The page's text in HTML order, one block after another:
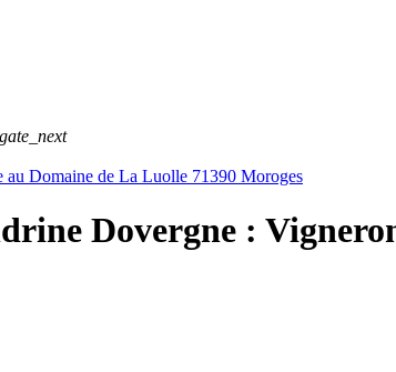
au Domaine de La Luolle 71390 Moroges
Dovergne :